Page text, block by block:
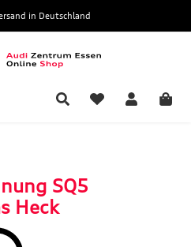
in Deutschland
SQ5
Heck